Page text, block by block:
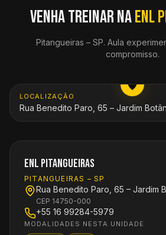
Venha treinar naENL
Pitangueiras – SP. Aula
compromisso.
LOCALIZAÇÃO
Rua Benedito Paro, 65 – Jardim
ENL Pitangueiras
PITANGUEIRAS –SP
Rua Benedito Paro, 65 – Jardim
CEP 14750-000
+55 16 99284-5979
MODALIDADES NESTA UNIDADE